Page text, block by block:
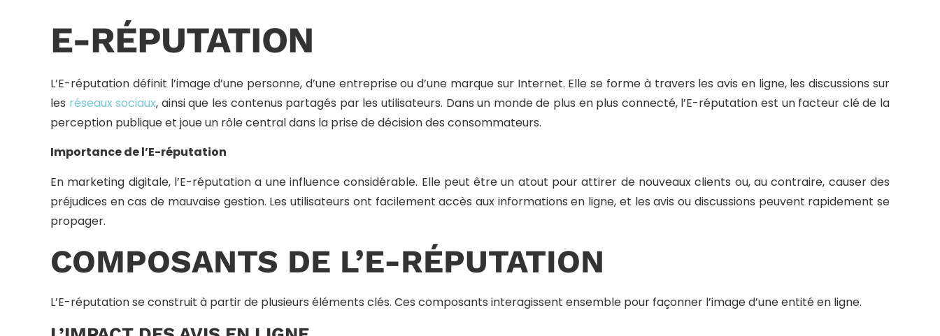
E-RÉPUTATION
L’E-réputation définit l’image d’une personne, d’une entreprise ou d’une marque sur Internet. Elle se forme à travers les avis en ligne, les discussions sur
les réseaux sociaux, ainsi que les contenus partagés par les utilisateurs. Dans un monde de plus en plus connecté, l’E-réputation est un facteur clé de la
perception publique et joue un rôle central dans la prise de décision des consommateurs.
Importance de l’E-réputation
En marketing digitale, l’E-réputation a une influence considérable. Elle peut être un atout pour attirer de nouveaux clients ou, au contraire, causer des
préjudices en cas de mauvaise gestion. Les utilisateurs ont facilement accès aux informations en ligne, et les avis ou discussions peuvent rapidement se
propager.
COMPOSANTS DE L’E-RÉPUTATION
L’E-réputation se construit à partir de plusieurs éléments clés. Ces composants interagissent ensemble pour façonner l’image d’une entité en ligne.